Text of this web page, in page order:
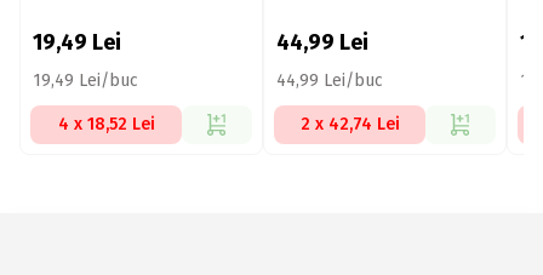
+3 ani
19,49 Lei
19,49 Lei/buc
4 x 18,52 Lei
44,99 Lei
44,99 Lei/buc
2 x 42,74 Lei